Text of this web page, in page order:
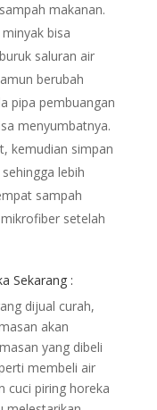
makanan.
bisa
saluran air
berubah
pipa pembuangan
menyumbatnya.
kemudian simpan
lebih
sampah
setelah
Sekarang :
dijual curah,
akan
yang dibeli
membeli air
cuci piring horeka